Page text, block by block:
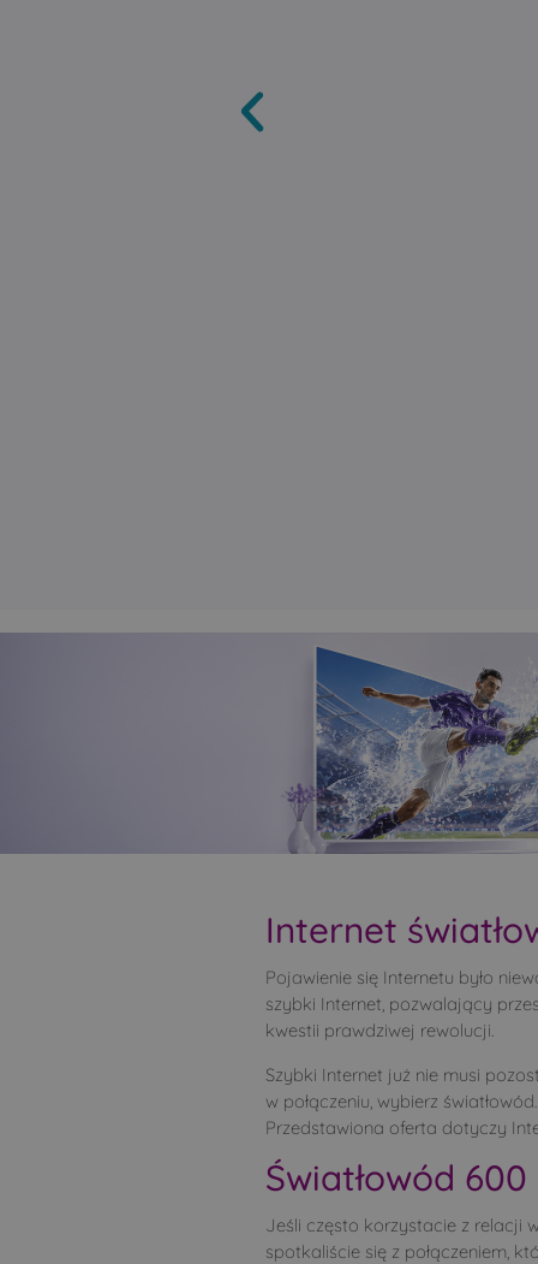
Internet
Pojawienie się Internetu było
szybki Internet, pozwalający
kwestii prawdziwej rewolucji.
Szybki Internet już nie musi
w połączeniu, wybierz
Przedstawiona oferta dotyczy
Światłowód
Jeśli często korzystacie z relacji
spotkaliście się z połączeniem,